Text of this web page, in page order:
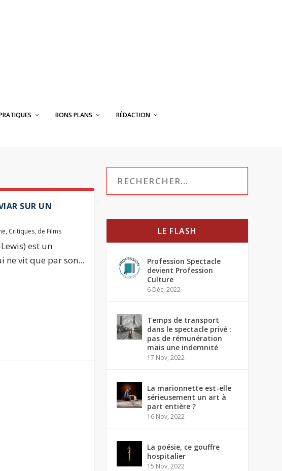
BONS PLANS RÉDACTION
SUR UN
, Critiques, de Films
est un
ne vit que par son...
LE FLASH
Profession Spectacle
devient Profession
Culture
6 Déc, 2022
Temps de transport
dans le spectacle privé :
pas de rémunération
mais une indemnité
17 Nov, 2022
La marionnette est-elle
sérieusement un art à
part entière ?
16 Nov, 2022
La poésie, ce gouffre
hospitalier
15 Nov, 2022